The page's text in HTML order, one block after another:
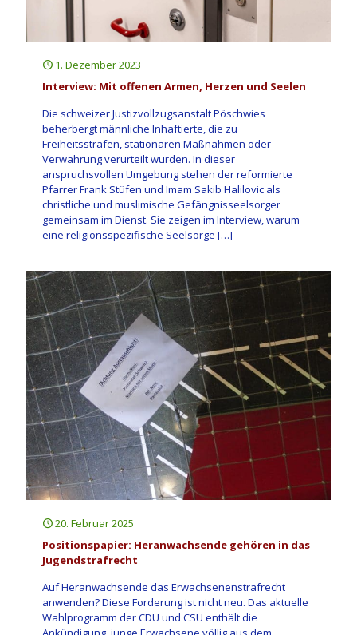
1. Dezember 2023
Interview: Mit offenen Armen, Herzen und Seelen
Die schweizer Justizvollzugsanstalt Pöschwies
beherbergt männliche Inhaftierte, die zu
Freiheitsstrafen, stationären Maßnahmen oder
Verwahrung verurteilt wurden. In dieser
anspruchsvollen Umgebung stehen der reformierte
Pfarrer Frank Stüfen und Imam Sakib Halilovic als
christliche und muslimische Gefängnisseelsorger
gemeinsam im Dienst. Sie zeigen im Interview, warum
eine religionsspezifische Seelsorge […]
20. Februar 2025
Positionspapier: Heranwachsende gehören in das
Jugendstrafrecht
Auf Heranwachsende das Erwachsenenstrafrecht
anwenden? Diese Forderung ist nicht neu. Das aktuelle
Wahlprogramm der CDU und CSU enthält die